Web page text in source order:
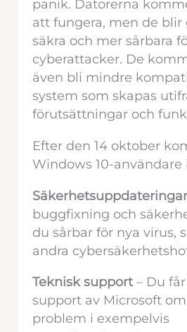
panik. Datorerna
att fungera, men de blir
säkra och mer sårbara
cyberattacker. De
även bli mindre
system som skapas
förutsättningar och
Efter den 14 oktober
Windows 10-användare
buggfixning och
du sårbar för nya virus,
andra
Teknisk support– Du
support av Microsoft
problem i exempelvis